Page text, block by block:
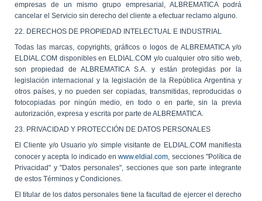
empresas de un mismo grupo empresarial, ALBREMATICA podrá
cancelar el Servicio sin derecho del cliente a efectuar reclamo alguno.
22. DERECHOS DE PROPIEDAD INTELECTUAL E INDUSTRIAL
Todas las marcas, copyrights, gráficos o logos de ALBREMATICA y/o
ELDIAL.COM disponibles en ELDIAL.COM y/o cualquier otro sitio web,
son propiedad de ALBREMATICA S.A. y están protegidas por la
legislación internacional y la legislación de la República Argentina y
otros países, y no pueden ser copiadas, transmitidas, reproducidas o
fotocopiadas por ningún medio, en todo o en parte, sin la previa
autorización, expresa y escrita por parte de ALBREMATICA.
23. PRIVACIDAD Y PROTECCIÓN DE DATOS PERSONALES
El Cliente y/o Usuario y/o simple visitante de ELDIAL.COM manifiesta
conocer y acepta lo indicado en www.eldial.com, secciones "Política de
Privacidad" y "Datos personales", secciones que son parte integrante
de estos Términos y Condiciones.
El titular de los datos personales tiene la facultad de ejercer el derecho